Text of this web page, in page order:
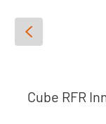
Gewicht
Cube RFR